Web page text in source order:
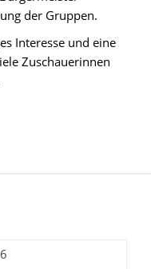
der Gruppen.
Interesse und eine
Zuschauerinnen